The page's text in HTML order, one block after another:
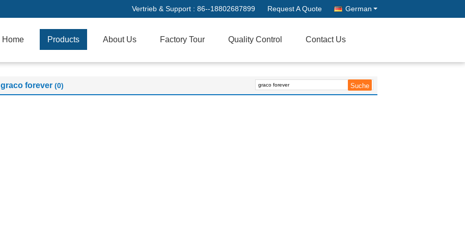
Vertrieb & Support : 86--18802687899 Request A Quote German
Home Products About Us Factory Tour Quality Control Contact Us
graco forever (0)